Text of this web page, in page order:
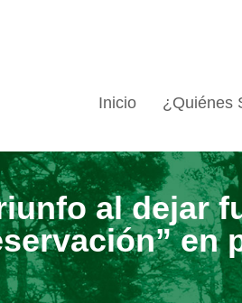
Inicio ¿Quiénes
al dejar
en